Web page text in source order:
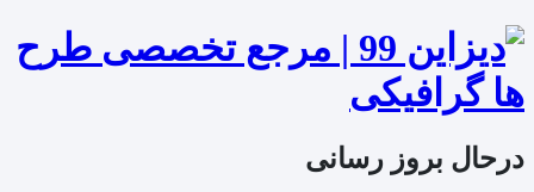
درحال بروز رسانی